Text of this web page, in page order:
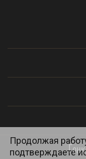
Продолжая
подтверждаете